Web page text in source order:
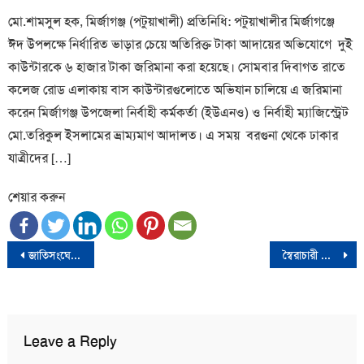
মো.শামসুল হক, মির্জাগঞ্জ (পটুয়াখালী) প্রতিনিধি: পটুয়াখালীর মির্জাগঞ্জে
ঈদ উপলক্ষে নির্ধারিত ভাড়ার চেয়ে অতিরিক্ত টাকা আদায়ের অভিযোগে দুই
কাউন্টারকে ৬ হাজার টাকা জরিমানা করা হয়েছে। সোমবার দিবাগত রাতে
কলেজ রোড এলাকায় বাস কাউন্টারগুলোতে অভিযান চালিয়ে এ জরিমানা
করেন মির্জাগঞ্জ উপজেলা নির্বাহী কর্মকর্তা (ইউএনও) ও নির্বাহী ম্যাজিস্ট্রেট
মো.তরিকুল ইসলামের ভ্রাম্যমাণ আদালত। এ সময় বরগুনা থেকে ঢাকার
যাত্রীদের […]
শেয়ার করুন
Post
জাতিসংঘের ৭৯তম সাধারণ অধিবেশন যোগ দেবেন প্রধান উপদেষ্টা স্বৈরাচারী শাসনামলে পাচার হওয়া বিলিয়ন ডলার অর্থ দেশে ফিরিয়ে আনাই অগ্রাধিকার
Leave a Reply